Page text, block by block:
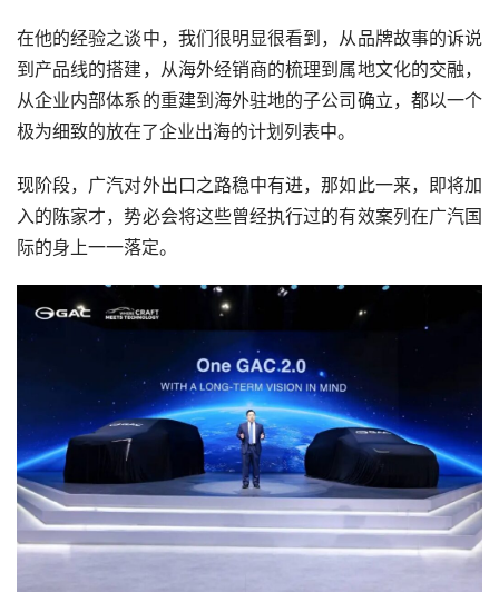
在他的经验之谈中，我们很明显很看到，从品牌故事的诉说
到产品线的搭建，从海外经销商的梳理到属地文化的交融，
从企业内部体系的重建到海外驻地的子公司确立，都以一个
极为细致的放在了企业出海的计划列表中。
现阶段，广汽对外出口之路稳中有进，那如此一来，即将加
入的陈家才，势必会将这些曾经执行过的有效案列在广汽国
际的身上一一落定。